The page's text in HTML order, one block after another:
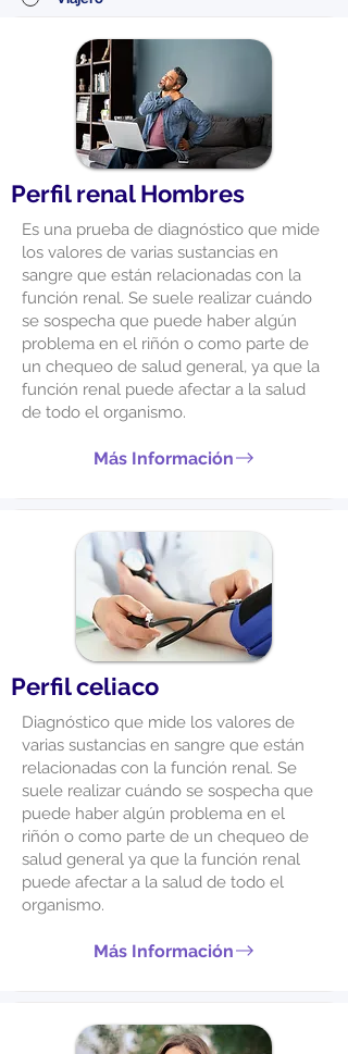
Perfil renal Hombres
Es una prueba de diagnóstico que mide
los valores de varias sustancias en
sangre que están relacionadas con la
función renal. Se suele realizar cuándo
se sospecha que puede haber algún
problema en el riñón o como parte de
un chequeo de salud general, ya que la
función renal puede afectar a la salud
de todo el organismo.
Más Información
Perfil celiaco
Diagnóstico que mide los valores de
varias sustancias en sangre que están
relacionadas con la función renal. Se
suele realizar cuándo se sospecha que
puede haber algún problema en el
riñón o como parte de un chequeo de
salud general ya que la función renal
puede afectar a la salud de todo el
organismo.
Más Información